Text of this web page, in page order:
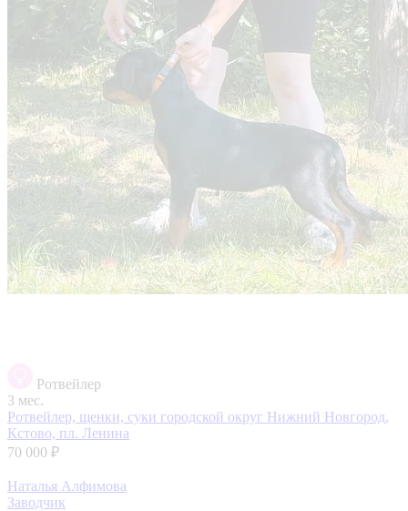
Ротвейлер
3 мес.
Ротвейлер, щенки, суки городской округ Нижний Новгород,
Кстово, пл. Ленина
70 000 ₽
Наталья Алфимова
Заводчик